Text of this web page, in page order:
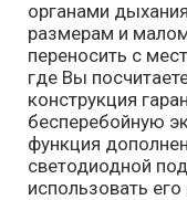
органами
размерам и
переносить с
где Вы
конструкция
бесперебойную
функция
светодиодной
использовать